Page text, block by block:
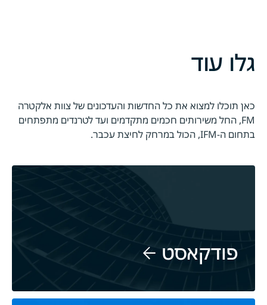
גלו עוד
כאן תוכלו למצוא את כל החדשות והעדכונים של צוות אלקטרה
FM, החל משירותים חכמים מתקדמים ועד לטרנדים מתפתחים
בתחום ה-IFM, הכול במרחק לחיצת עכבר.
פודקאסט